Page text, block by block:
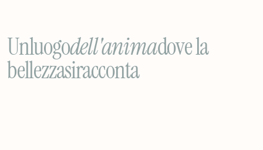
Unluogodell'animadove la
bellezzasiracconta